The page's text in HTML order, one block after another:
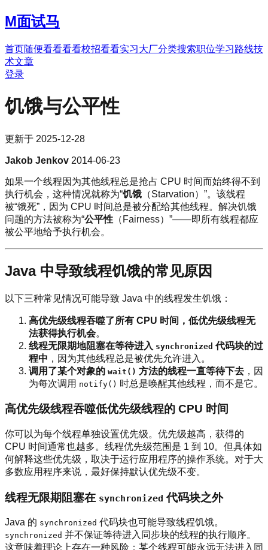
M面试马
首页随便看看看看校招看看实习大厂分类搜索职位学习路线技
术文章
登录
饥饿与公平性
更新于 2025-12-28
Jakob Jenkov 2014-06-23
如果一个线程因为其他线程总是抢占 CPU 时间而始终得不到
执行机会，这种情况就称为“饥饿 （Starvation）”。该线程
被“饿死”，因为 CPU 时间总是被分配给其他线程。解决饥饿
问题的方法被称为“公平性 （Fairness）”——即所有线程都应
被公平地给予执行机会。
Java 中导致线程饥饿的常见原因
以下三种常见情况可能导致 Java 中的线程发生饥饿：
高优先级线程吞噬了所有 CPU 时间，低优先级线程无
法获得执行机会。
线程无限期地阻塞在等待进入 synchronized 代码块的过
程中 ，因为其他线程总是被优先允许进入。
调用了某个对象的 wait() 方法的线程一直等待下去 ，因
为每次调用 notify() 时总是唤醒其他线程，而不是它。
高优先级线程吞噬低优先级线程的 CPU 时间
你可以为每个线程单独设置优先级。优先级越高，获得的
CPU 时间通常也越多。线程优先级范围是 1 到 10。但具体如
何解释这些优先级，取决于运行应用程序的操作系统。对于大
多数应用程序来说，最好保持默认优先级不变。
线程无限期阻塞在 synchronized 代码块之外
Java 的 synchronized 代码块也可能导致线程饥饿。
synchronized 并不保证等待进入同步块的线程的执行顺序。
这意味着理论上存在一种风险：某个线程可能永远无法进入同